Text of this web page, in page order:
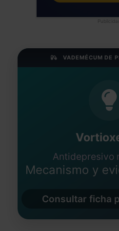
Publicidad
VADEMÉCUM DE
Antidepresivo
Mecanismo y
Consultar ficha